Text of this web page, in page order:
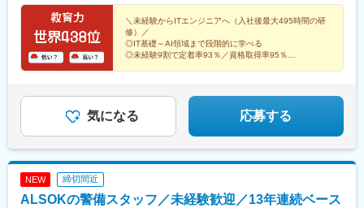
ル・経験によっては、秋葉原本社or新宿オフィスでの勤務になり
ます。★最初の1～3カ月間は、当社ITスクールでの研修を受講い
ただきます。（研修期間は案件や入社後のスキルに合わせて変動
あり）★転居が必要な方はご相談に応じて引っ越し補助金（上限5
万円）を利用できます。・秋葉原本社／東京都千代田区神田松永
7-1 松岡セントラルビル3F※受動喫煙対策：オフィス内禁煙
(東京都)、汐留駅、表参道駅、新宿三丁目駅、市ケ谷駅、若松河田
駅、西武新宿駅、都庁前駅、西早稲田駅、新宿御苑前駅、大久保
駅(東京都)、信濃町駅、早稲田駅(都電荒川線)、春日駅(東京都)、
豊洲駅、南砂町駅、東陽町駅、木場駅(東京都)、門前仲町駅、亀戸
駅、水天宮前駅、潮見駅、西大島駅、東雲駅(東京都)、天王洲アイ
五反田駅、大森海岸駅、北品川駅、神泉駅、原宿駅、恵比寿駅、
千駄ケ谷駅、渋谷駅、向原駅(東京都)、北池袋駅、都電雑司ケ谷
駅、蓮沼駅、羽田空港第１ターミナル駅(東京モノレール・ＪＡＬ
神井駅、練馬駅、西葛西駅、船堀駅、江戸川駅、三鷹駅、京王堀
之内駅、高松駅(東京都)、東伏見駅、北府中駅、武蔵野台駅、唐木
田駅、仙川駅、武蔵引田駅、京急新子安駅、杉田駅(神奈川県)、戸
＼未経験からITエンジニアへ（入社後最大495時間の研
修）／
◎IT基礎～AI領域まで段階的に学べる
◎未経験9割で定着率93％／資格取得率95％
気になる 応募する
NEW 締切間近
ALSOKの警備スタッフ／未経験歓迎／13年連続ベース